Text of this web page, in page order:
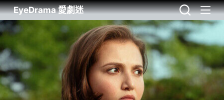
EyeDrama 愛劇迷